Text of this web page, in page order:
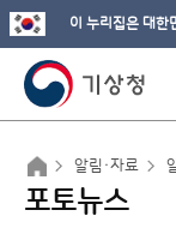
이 누리집은 대한
알림·자료
포토뉴스